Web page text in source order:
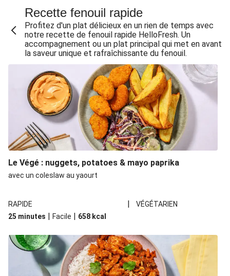
Recette fenouil rapide
Profitez d'un plat délicieux en un rien de temps avec
notre recette de fenouil rapide HelloFresh. Un
accompagnement ou un plat principal qui met en avant
la saveur unique et rafraîchissante du fenouil.
Le Végé : nuggets, potatoes & mayo paprika
avec un coleslaw au yaourt
RAPIDE |
VÉGÉTARIEN
25 minutes | Facile | 658 kcal